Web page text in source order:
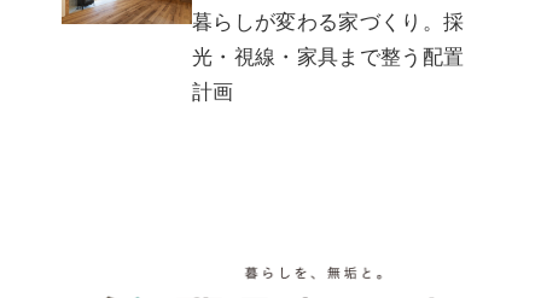
暮らしが変わる家づくり。採
光・視線・家具まで整う配置
計画